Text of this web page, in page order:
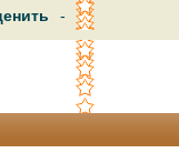
-